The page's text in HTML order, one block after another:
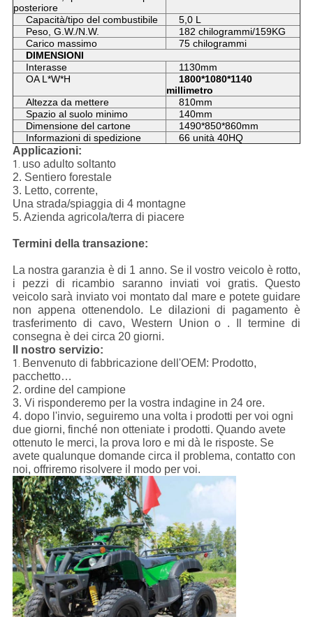
posteriore
Capacità/tipo del combustibile
5,0 L
Peso, G.W./N.W.
182 chilogrammi/159KG
Carico massimo
75 chilogrammi
DIMENSIONI
Interasse
1130mm
OA L*W*H
1800*1080*1140
millimetro
Altezza da mettere
810mm
Spazio al suolo minimo
140mm
Dimensione del cartone
1490*850*860mm
Informazioni di spedizione
66 unità 40HQ
Applicazioni:
1. uso adulto soltanto
2. Sentiero forestale
3. Letto, corrente,
Una strada/spiaggia di 4 montagne
5. Azienda agricola/terra di piacere
Termini della transazione:
La nostra garanzia è di 1 anno. Se il vostro veicolo è rotto,
i pezzi di ricambio saranno inviati voi gratis. Questo
veicolo sarà inviato voi montato dal mare e potete guidare
non appena ottenendolo. Le dilazioni di pagamento è
trasferimento di cavo, Western Union o . Il termine di
consegna è dei circa 20 giorni.
Il nostro servizio:
1. Benvenuto di fabbricazione dell'OEM: Prodotto,
pacchetto…
2. ordine del campione
3. Vi risponderemo per la vostra indagine in 24 ore.
4. dopo l'invio, seguiremo una volta i prodotti per voi ogni
due giorni, finché non otteniate i prodotti. Quando avete
ottenuto le merci, la prova loro e mi dà le risposte. Se
avete qualunque domande circa il problema, contatto con
noi, offriremo risolvere il modo per voi.